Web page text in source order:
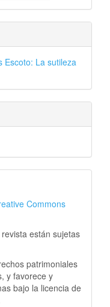
Escoto: La sutileza
Commons
están sujetas
patrimoniales
y favorece y
bajo la licencia de